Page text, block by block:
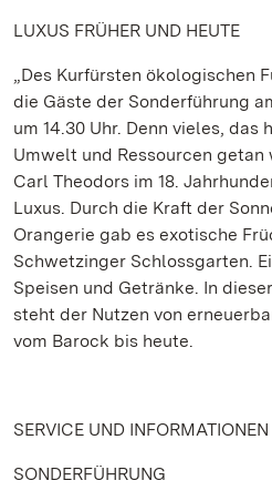
LUXUS FRÜHER UND HEUTE
„Des Kurfürsten ökologischen
die Gäste der Sonderführung
um 14.30 Uhr. Denn vieles, das
Umwelt und Ressourcen
Carl Theodors im 18.
Luxus. Durch die Kraft der
Orangerie gab es exotische
Schwetzinger Schlossgarten.
Speisen und Getränke. In
steht der Nutzen von
vom Barock bis heute.
SERVICE UND INFORMATIONEN
SONDERFÜHRUNG